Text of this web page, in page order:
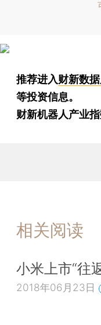
推荐进入财新数
等投资信息。
财新机器人产业
相关阅读
小米上市“往
2018年06月23日